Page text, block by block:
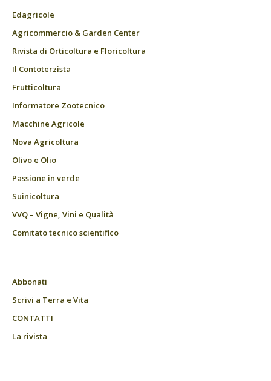
Edagricole
Agricommercio & Garden Center
Rivista di Orticoltura e Floricoltura
Il Contoterzista
Frutticoltura
Informatore Zootecnico
Macchine Agricole
Nova Agricoltura
Olivo e Olio
Passione in verde
Suinicoltura
VVQ – Vigne, Vini e Qualità
Comitato tecnico scientifico
Abbonati
Scrivi a Terra e Vita
CONTATTI
La rivista